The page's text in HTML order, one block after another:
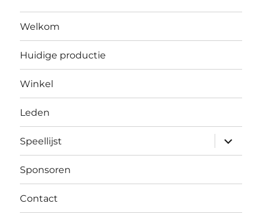
Welkom
Huidige productie
Winkel
Leden
Speellijst
Sponsoren
Contact